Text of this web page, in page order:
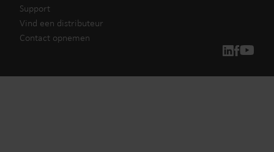
Support
Vind een distributeur
Contact opnemen